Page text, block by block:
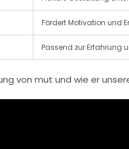
Fördert Motivation und
Passend zur Erfahrung